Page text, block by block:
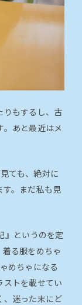
りもするし、古
あと最近はメ
ても、絶対に
。まだ私も見
というのを定
る服をめちゃ
めちゃになる
ストを載せてい
、迷った末にど